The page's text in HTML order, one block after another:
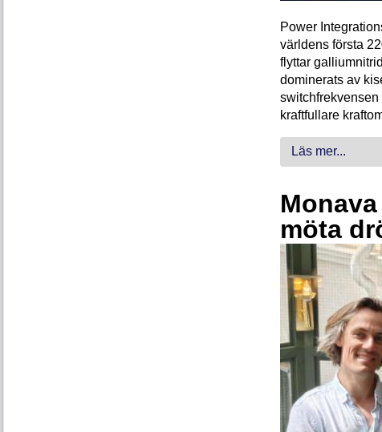
Power
världens första
flyttar
dominerats av
kraftfullare
Läs mer...
möta